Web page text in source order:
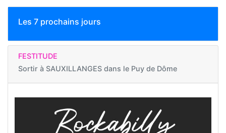
Les 7 prochains jours
FESTITUDE
Sortir à SAUXILLANGES dans le Puy de Dôme